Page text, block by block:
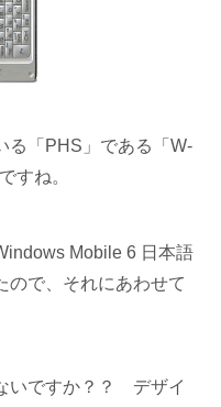
る「PHS」である「W-
すね。
Mobile 6 日本語
ので、それにあわせて
いですか？？ デザイ